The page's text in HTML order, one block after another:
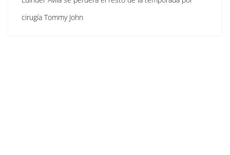
cirugía Tommy John